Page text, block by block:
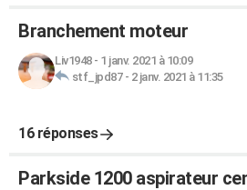
Branchement moteur
Liv1948- 1 janv. 2021 à 10:09
stf_jpd87- 2 janv. 2021 à 11:35
16 réponses
Parkside 1200 aspirateur